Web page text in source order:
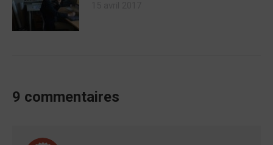
9 commentaires